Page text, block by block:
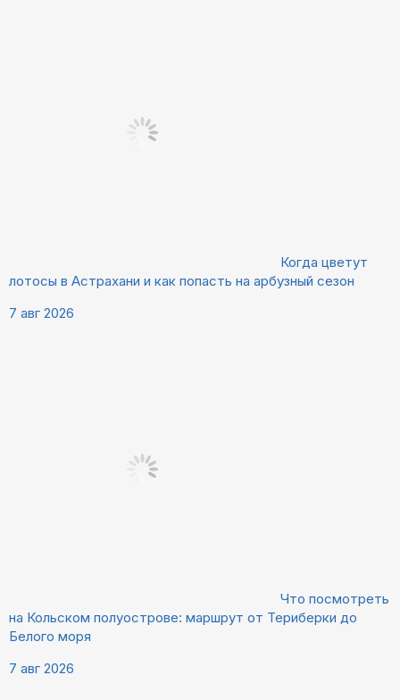
Когда цветут
лотосы в Астрахани и как попасть на арбузный сезон
7 авг 2026
Что посмотреть
на Кольском полуострове: маршрут от Териберки до
Белого моря
7 авг 2026